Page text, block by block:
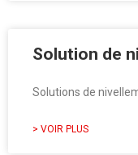
Solution de
Solutions de
> VOIR PLUS